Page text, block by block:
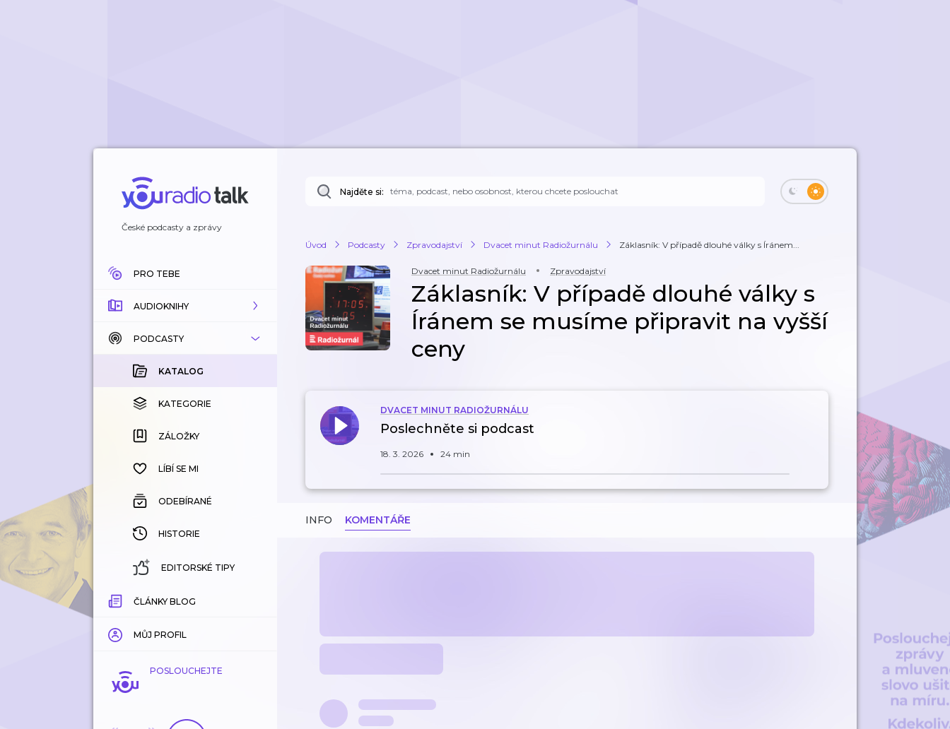
České podcasty a zprávy
PRO TEBE
AUDIOKNIHY
KATALOG
KOUPENÉ
KATEGORIE
ZÁLOŽKY
HISTORIE
PODCASTY
KATALOG
KATEGORIE
ZÁLOŽKY
LÍBÍ SE MI
ODEBÍRANÉ
HISTORIE
EDITORSKÉ TIPY
ČLÁNKY BLOG
MŮJ PROFIL
POSLOUCHEJTE
Najděte si:
Úvod Podcasty Zpravodajství Dvacet minut Radiožurnálu Záklasník: V případě dlouhé války s Íránem...
Dvacet minut Radiožurnálu Zpravodajství
Záklasník: V případě dlouhé války s
Íránem se musíme připravit na vyšší
ceny
DVACET MINUT RADIOŽURNÁLU
Poslechněte si podcast
18. 3. 2026 24 min
INFO KOMENTÁŘE